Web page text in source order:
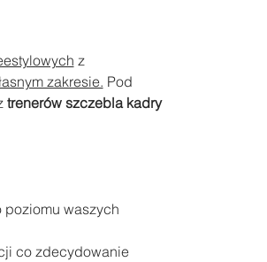
z
zakresie. Pod
trenerów szczebla kadry
waszych
co zdecydowanie